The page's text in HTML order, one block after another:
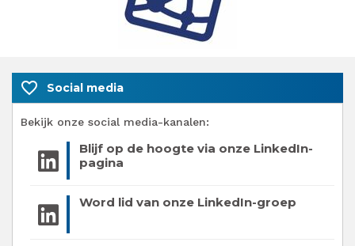
favorite_border Social media
Bekijk onze social media-kanalen:
Blijf op de hoogte via onze LinkedIn-
pagina
Word lid van onze LinkedIn-groep